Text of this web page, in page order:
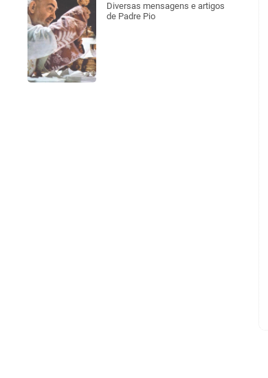
Diversas mensagens e artigos
de Padre Pio